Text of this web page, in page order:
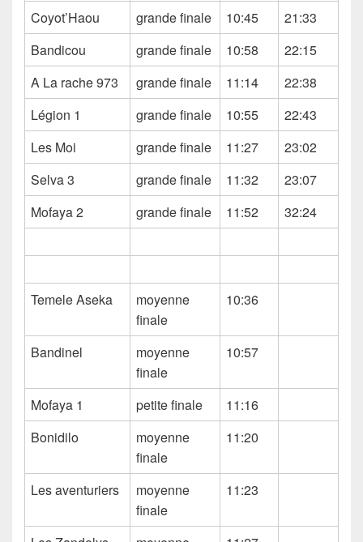
Coyot’Haou
grande finale 10:45
21:33
Bandicou
grande finale 10:58
22:15
A La rache 973
grande finale 11:14
22:38
Légion 1
grande finale 10:55
22:43
Les Moi
grande finale 11:27
23:02
Selva 3
grande finale 11:32
23:07
Mofaya 2
grande finale 11:52 32:24
Temele Aseka
moyenne
finale
10:36
Bandinel
moyenne
finale
10:57
Mofaya 1 petite finale
11:16
Bonidilo
moyenne
finale
11:20
Les aventuriers
moyenne
finale
11:23